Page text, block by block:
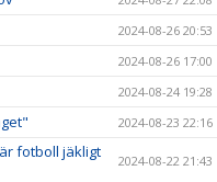
2024-08-26 20:53
2024-08-26 17:00
2024-08-24 19:28
2024-08-23 22:16
fotboll jäkligt
2024-08-22 21:43